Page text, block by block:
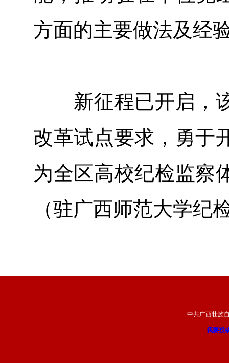
方面的主要做法及经
新征程已开启，该
改革试点要求，勇于
为全区高校纪检监察
（驻广西师范大学纪
中共广西壮族
我要投